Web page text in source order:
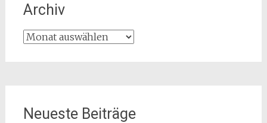
Archiv
Archiv
Neueste Beiträge